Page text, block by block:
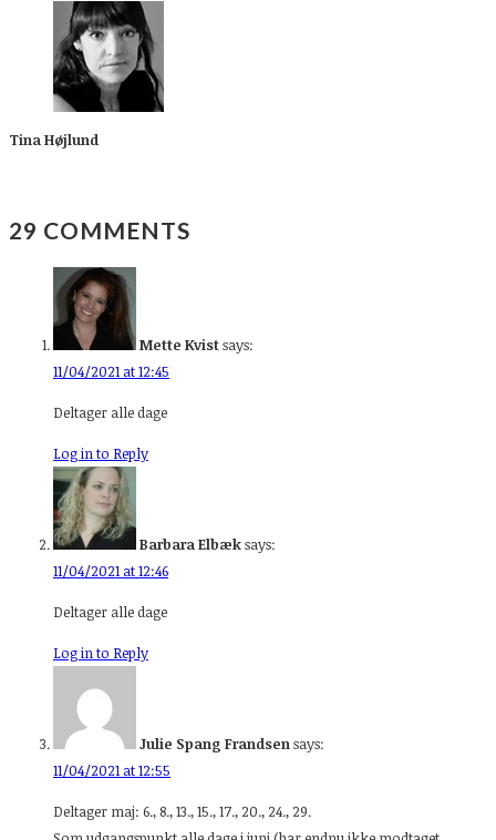
Tina Højlund
29 COMMENTS
Mette Kvistsays:
11/04/2021 at 12:45
Deltager alle dage
Log in to Reply
Barbara Elbæksays:
11/04/2021 at 12:46
Deltager alle dage
Log in to Reply
Julie Spang Frandsensays:
11/04/2021 at 12:55
Deltager maj: 6., 8., 13., 15., 17., 20., 24., 29.